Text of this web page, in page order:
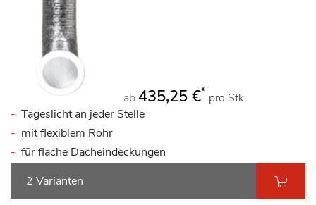
ab 435,25 €* pro Stk
Tageslicht an jeder Stelle
mit flexiblem Rohr
für flache Dacheindeckungen
2 Varianten